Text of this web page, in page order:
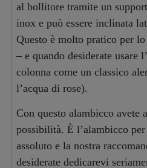
al bollitore tramite un
inox e può essere inclinata
Questo è molto pratico per
– e quando desiderate usare
colonna come un classico
l’acqua di rose).
Con questo alambicco avete
possibilità. È l’alambicco
assoluto e la nostra
desiderate dedicarevi